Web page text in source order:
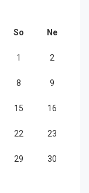
So Ne
1 2
8 9
15 16
22 23
29 30